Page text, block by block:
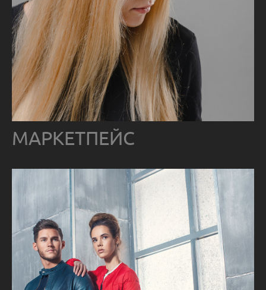
МАРКЕТПЕЙС